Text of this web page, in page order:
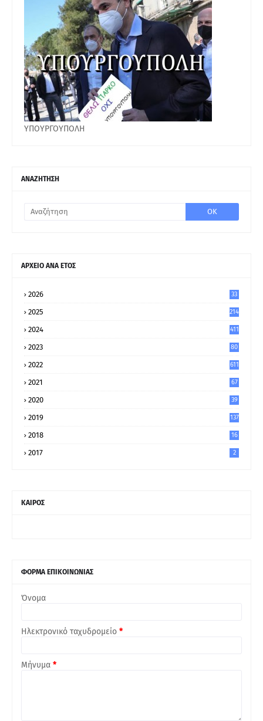
ΥΠΟΥΡΓΟΥΠΟΛΗ
ΑΝΑΖΗΤΗΣΗ
ΑΡΧΕΙΟ ΑΝΑ ΕΤΟΣ
2026 33
2025 214
2024 411
2023
80
2022 611
2021
67
2020
39
2019 137
2018 16
2017 2
ΚΑΙΡΟΣ
ΦΟΡΜΑ ΕΠΙΚΟΙΝΩΝΙΑΣ
Όνομα
Ηλεκτρονικό ταχυδρομείο *
Μήνυμα *